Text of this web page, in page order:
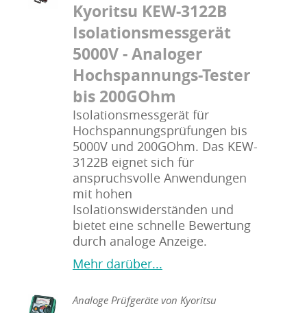
Kyoritsu KEW-3122B
Isolationsmessgerät
5000V - Analoger
Hochspannungs-Tester
bis 200GOhm
Isolationsmessgerät für
Hochspannungsprüfungen bis
5000V und 200GOhm. Das KEW-
3122B eignet sich für
anspruchsvolle Anwendungen
mit hohen
Isolationswiderständen und
bietet eine schnelle Bewertung
durch analoge Anzeige.
Mehr darüber...
Analoge Prüfgeräte von Kyoritsu